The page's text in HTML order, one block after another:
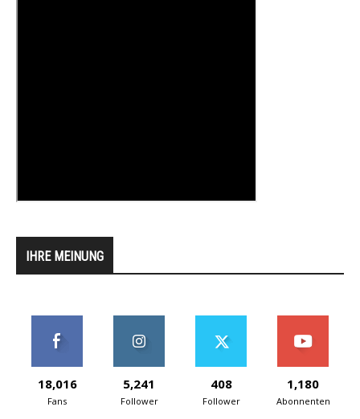
IHRE MEINUNG
18,016
Fans
5,241
Follower
408
Follower
1,180
Abonnenten